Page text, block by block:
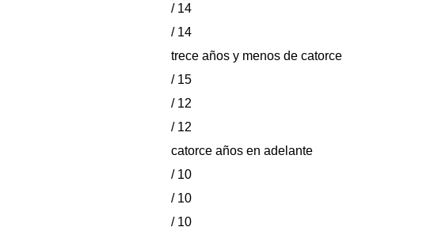
/ 14
/ 14
trece años y menos de catorce
/ 15
/ 12
/ 12
catorce años en adelante
/ 10
/ 10
/ 10